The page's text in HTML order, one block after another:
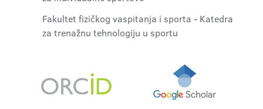
Fakultet fizičkog vaspitanja i sporta - Katedra
za trenažnu tehnologiju u sportu